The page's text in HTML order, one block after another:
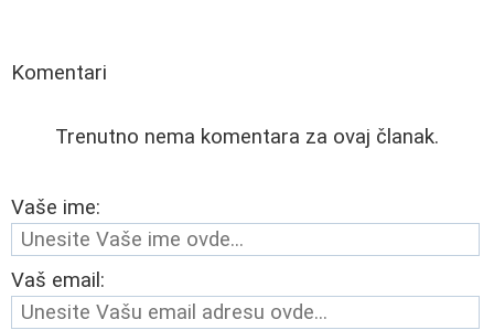
Komentari
Trenutno nema komentara za ovaj članak.
Vaše ime:
Vaš email: